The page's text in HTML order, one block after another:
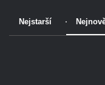
Nejstarší